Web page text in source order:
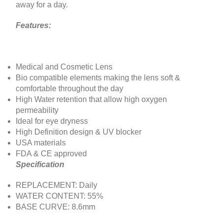
away for a day.
Features:
Medical and Cosmetic Lens
Bio compatible elements making the lens soft &
comfortable throughout the day
High Water retention that allow high oxygen
permeability
Ideal for eye dryness
High Definition design & UV blocker
USA materials
FDA & CE approved
Specification
REPLACEMENT: Daily
WATER CONTENT: 55%
BASE CURVE: 8.6mm